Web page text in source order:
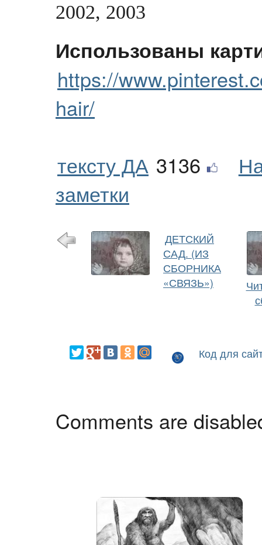
2002, 2003
Использованы
https://
hair/
тексту ДА 3136
заметки
ДЕТСКИЙ
САД. (ИЗ
СБОРНИКА
«СВЯЗЬ»)
Код для
Comments are